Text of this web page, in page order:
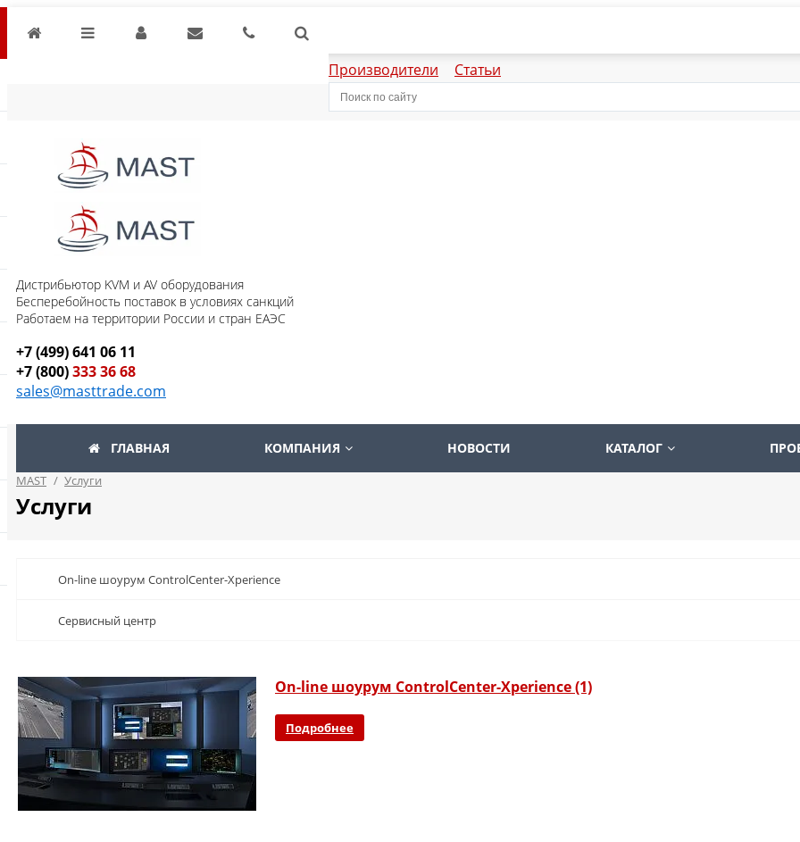
Производители Статьи
Дистрибьютор KVM и AV оборудования
Бесперебойность поставок в условиях санкций
Работаем на территории России и стран ЕАЭС
+7 (499) 641 06 11
+7 (800)333 36 68
sales@masttrade.com
ГЛАВНАЯ КОМПАНИЯ НОВОСТИ КАТАЛОГ
MAST / Услуги
Услуги
On-line шоурум ControlCenter-Xperience
Сервисный центр
On-line шоурум ControlCenter-Xperience (1)
Подробнее